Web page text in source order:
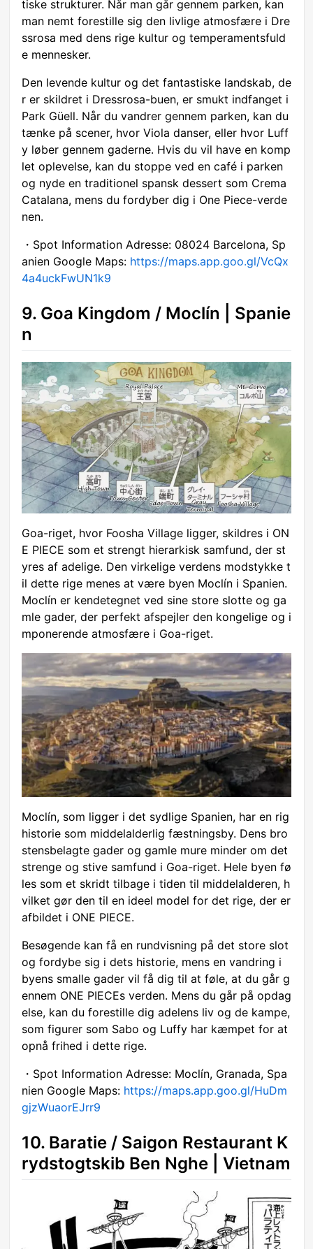
tiske strukturer. Når man går gennem parken, kan
man nemt forestille sig den livlige atmosfære i Dre
ssrosa med dens rige kultur og temperamentsfuld
e mennesker.
Den levende kultur og det fantastiske landskab, de
r er skildret i Dressrosa-buen, er smukt indfanget i
Park Güell. Når du vandrer gennem parken, kan du
tænke på scener, hvor Viola danser, eller hvor Luff
y løber gennem gaderne. Hvis du vil have en komp
let oplevelse, kan du stoppe ved en café i parken
og nyde en traditionel spansk dessert som Crema
Catalana, mens du fordyber dig i One Piece-verde
nen.
・Spot Information Adresse: 08024 Barcelona, Sp
anien Google Maps: https://maps.app.goo.gl/VcQx
4a4uckFwUN1k9
9. Goa Kingdom / Moclín | Spanie
n
Goa-riget, hvor Foosha Village ligger, skildres i ON
E PIECE som et strengt hierarkisk samfund, der st
yres af adelige. Den virkelige verdens modstykke t
il dette rige menes at være byen Moclín i Spanien.
Moclín er kendetegnet ved sine store slotte og ga
mle gader, der perfekt afspejler den kongelige og i
mponerende atmosfære i Goa-riget.
Moclín, som ligger i det sydlige Spanien, har en rig
historie som middelalderlig fæstningsby. Dens bro
stensbelagte gader og gamle mure minder om det
strenge og stive samfund i Goa-riget. Hele byen fø
les som et skridt tilbage i tiden til middelalderen, h
vilket gør den til en ideel model for det rige, der er
afbildet i ONE PIECE.
Besøgende kan få en rundvisning på det store slot
og fordybe sig i dets historie, mens en vandring i
byens smalle gader vil få dig til at føle, at du går g
ennem ONE PIECEs verden. Mens du går på opdag
else, kan du forestille dig adelens liv og de kampe,
som figurer som Sabo og Luffy har kæmpet for at
opnå frihed i dette rige.
・Spot Information Adresse: Moclín, Granada, Spa
nien Google Maps: https://maps.app.goo.gl/HuDm
gjzWuaorEJrr9
10. Baratie / Saigon Restaurant K
rydstogtskib Ben Nghe | Vietnam